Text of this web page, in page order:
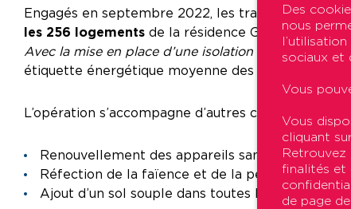
Engagés en septembre 2022, les travaux de
les 256 logements de la résidence Gabriel Baron.
Avec la mise en place d’une isolation thermique
étiquette énergétique moyenne des logements
L’opération s’accompagne d’autres changements
Renouvellement des appareils sanitaires
Réfection de la faïence et de la peinture dans
Ajout d’un sol souple dans toutes les pièces.
Des
nous
sociaux et
Vous
Vous
cliquant
Retrouvez
finalités et
de page